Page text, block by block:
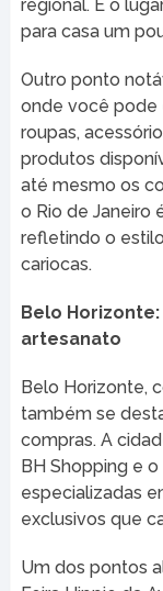
regional. É o
para casa um
Outro ponto
onde você pode
roupas,
produtos
até mesmo os
o Rio de Janeiro
refletindo o
cariocas.
Belo
artesanato
Belo Horizonte,
também se
compras. A
BH Shopping e
especializadas
exclusivos que
Um dos pontos